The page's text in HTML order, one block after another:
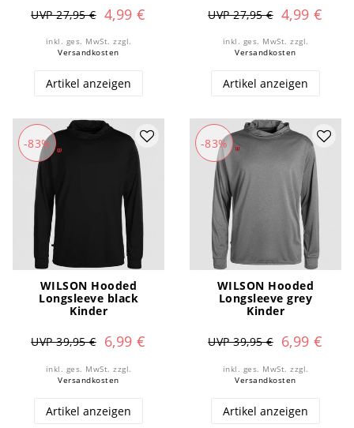
UVP 27,95 € 4,99 €
inkl. ges. MwSt. zzgl.
Versandkosten
Artikel anzeigen
UVP 27,95 € 4,99 €
inkl. ges. MwSt. zzgl.
Versandkosten
Artikel anzeigen
-83%
WILSON Hooded
Longsleeve black
Kinder
UVP 39,95 € 6,99 €
inkl. ges. MwSt. zzgl.
Versandkosten
Artikel anzeigen
-83%
WILSON Hooded
Longsleeve grey
Kinder
UVP 39,95 € 6,99 €
inkl. ges. MwSt. zzgl.
Versandkosten
Artikel anzeigen